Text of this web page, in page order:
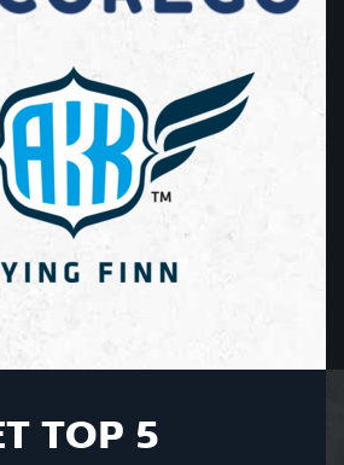
TOP 5